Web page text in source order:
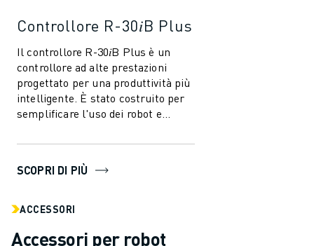
Controllore R-30𝑖B Plus
Il controllore R-30𝑖B Plus è un
controllore ad alte prestazioni
progettato per una produttività più
intelligente. È stato costruito per
semplificare l'uso dei robot e
SCOPRI DI PIÙ
ACCESSORI
Accessori per robot